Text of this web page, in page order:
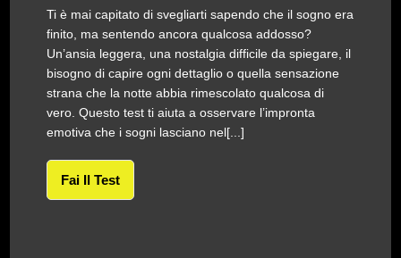
Ti è mai capitato di svegliarti sapendo che il sogno era
finito, ma sentendo ancora qualcosa addosso?
Un’ansia leggera, una nostalgia difficile da spiegare, il
bisogno di capire ogni dettaglio o quella sensazione
strana che la notte abbia rimescolato qualcosa di
vero. Questo test ti aiuta a osservare l’impronta
emotiva che i sogni lasciano nel[...]
Fai Il Test